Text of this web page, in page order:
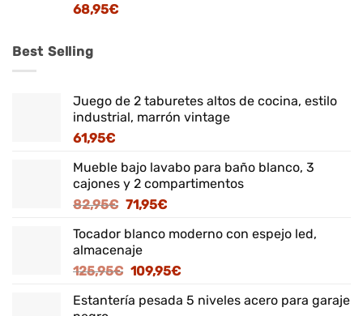
68,95€
Best Selling
Juego de 2 taburetes altos de cocina, estilo
industrial, marrón vintage
61,95€
Mueble bajo lavabo para baño blanco, 3
cajones y 2 compartimentos
82,95€ El
original
era:
82,95€.
71,95€El
actual
71,95€.
Tocador blanco moderno con espejo led,
almacenaje
125,95€ El
original
109,95€El
actual
Estantería pesada 5 niveles acero para garaje